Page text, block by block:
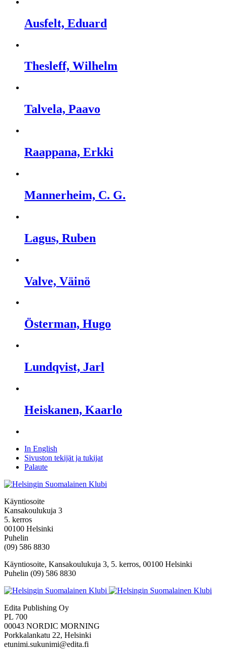
Ausfelt, Eduard
Thesleff, Wilhelm
Talvela, Paavo
Raappana, Erkki
Mannerheim, C. G.
Lagus, Ruben
Valve, Väinö
Österman, Hugo
Lundqvist, Jarl
Heiskanen, Kaarlo
In English
Sivuston tekijät ja tukijat
Palaute
Käyntiosoite
Kansakoulukuja 3
5. kerros
00100 Helsinki
Puhelin
(09) 586 8830
Käyntiosoite, Kansakoulukuja 3, 5. kerros, 00100 Helsinki
Puhelin (09) 586 8830
Edita Publishing Oy
PL 700
00043 NORDIC MORNING
Porkkalankatu 22, Helsinki
etunimi.sukunimi@edita.fi